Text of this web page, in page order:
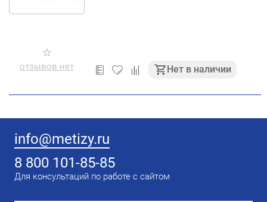
отзывов нет Нет в наличии
info@metizy.ru
8 800 101-85-85
Для консультаций по работе с сайтом